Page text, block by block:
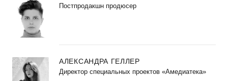
Постпродакшн продюсер
АЛЕКСАНДРА ГЕЛЛЕР
Директор специальных проектов «Амедиатека»